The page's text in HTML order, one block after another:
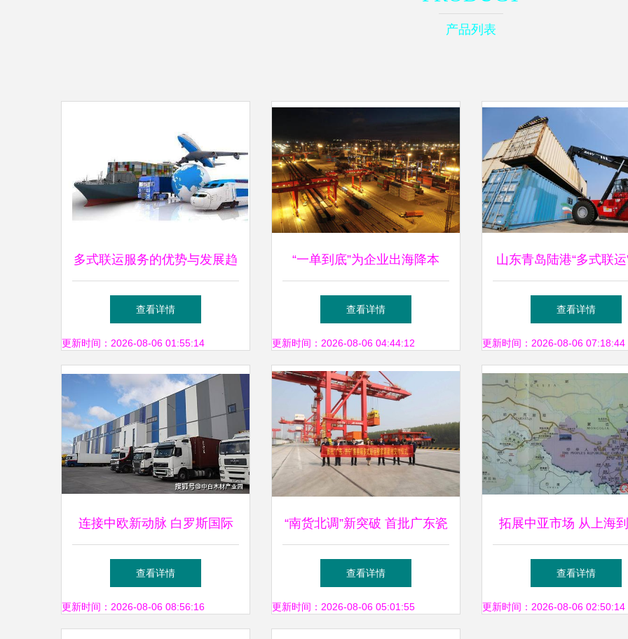
产品列表
多式联运服务的优势与发展趋
势
查看详情
更新时间：2026-08-06 01:55:14
“一单到底”为企业出海降本
30%，宁波舟山港书写多式联
运新篇章
查看详情
更新时间：2026-08-06 04:44:12
山东青岛陆港“多式联运
企业产销畅通
查看详情
更新时间：2026-08-06 07:18:44
连接中欧新动脉 白罗斯国际
运输推出创新多式联运集装箱
服务
查看详情
更新时间：2026-08-06 08:56:16
“南货北调”新突破 首批广东瓷
砖建材经多式联运抵济宁龙拱
港
查看详情
更新时间：2026-08-06 05:01:55
拓展中亚市场 从上海
凯克的高效铁路货运解
查看详情
更新时间：2026-08-06 02:50:14